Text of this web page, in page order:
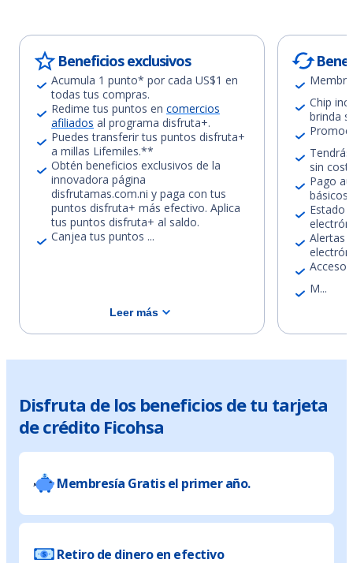
Beneficios exclusivos
Acumula 1 punto* por cada US$1 en
todas tus compras.
Redime tus puntos en comercios
afiliados al programa disfruta+.
Puedes transferir tus puntos disfruta+
a millas Lifemiles.**
Obtén beneficios exclusivos de la
innovadora página
disfrutamas.com.ni y paga con tus
puntos disfruta+ más efectivo. Aplica
tus puntos disfruta+ al saldo.
Canjea tus puntos ...
Leer más
Chip
brinda
sin
Pago
básicos.
Estado
Alertas
Acceso
M...
Disfruta de los beneficios de tu tarjeta
de crédito Ficohsa
Membresía Gratis el primer año.
Retiro de dinero en efectivo